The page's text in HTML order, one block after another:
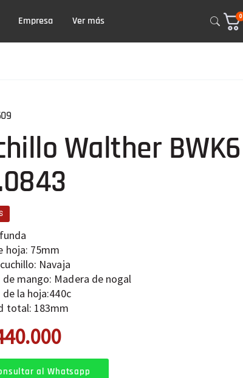
Empresa Ver más 0
Walther BWK6
hoja: 75mm
Navaja
mango: Madera de nogal
la hoja:440c
total: 183mm
al Whatsapp